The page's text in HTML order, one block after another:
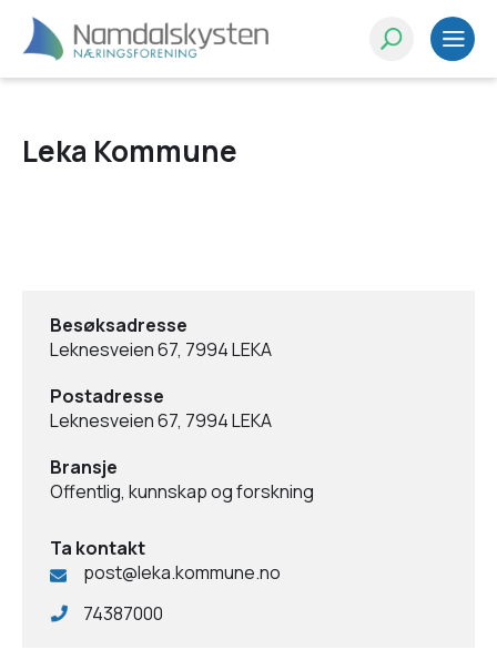
Leka Kommune
Besøksadresse
Leknesveien 67, 7994 LEKA
Postadresse
Leknesveien 67, 7994 LEKA
Bransje
Offentlig, kunnskap og forskning
Ta kontakt
post@leka.kommune.no
74387000